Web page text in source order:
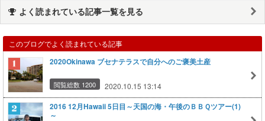
よく読まれている記事一覧を見る
このブログでよく読まれている記事
2020Okinawa ブセナテラスで自分へのご褒美土産
閲覧総数 1200 2020.10.15 13:14
2016 12月Hawaii 5日目～天国の海・午後のＢＢＱツアー(1)
～